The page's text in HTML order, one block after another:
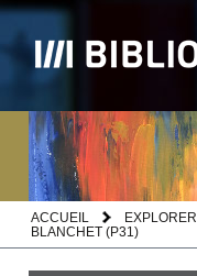
ACCUEIL EXPLORER
BLANCHET (P31)